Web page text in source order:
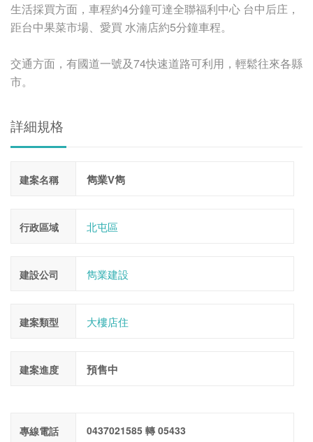
生活採買方面，車程約4分鐘可達全聯福利中心 台中后庄，
距台中果菜市場、愛買 水湳店約5分鐘車程。
交通方面，有國道一號及74快速道路可利用，輕鬆往來各縣
市。
詳細規格
建案名稱 雋業V雋
行政區域 北屯區
建設公司 雋業建設
建案類型 大樓店住
建案進度 預售中
專線電話 0437021585 轉 05433